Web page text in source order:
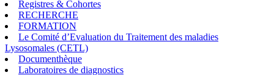
Registres & Cohortes
RECHERCHE
FORMATION
Le Comité d’Evaluation du Traitement des maladies
Lysosomales (CETL)
Documenthèque
Laboratoires de diagnostics